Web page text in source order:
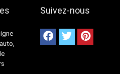
Suivez-nous